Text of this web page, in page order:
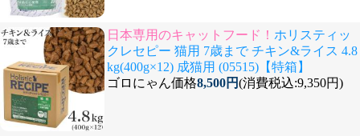
日本専用のキャットフード！ ホリスティッ
クレセピー 猫用 7歳まで チキン&ライス 4.8
kg(400g×12) 成猫用 (05515)【特箱】
ゴロにゃん価格8,500円(消費税込:9,350円)